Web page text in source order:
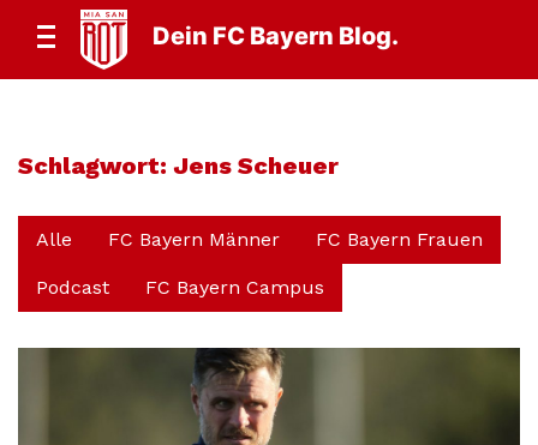
Dein FC Bayern Blog.
Schlagwort: Jens Scheuer
Alle FC Bayern Männer FC Bayern Frauen
Podcast FC Bayern Campus